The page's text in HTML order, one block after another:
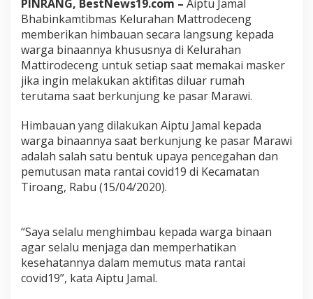
a
d
a
a
r
g
a
u
k
P
a
k
M
a
s
k
e
PINRANG, BestNews19.com – Aiptu Jamal
Bhabinkamtibmas Kelurahan Mattrodeceng
memberikan himbauan secara langsung kepada
warga binaannya khususnya di Kelurahan
Mattirodeceng untuk setiap saat memakai masker
jika ingin melakukan aktifitas diluar rumah
terutama saat berkunjung ke pasar Marawi.
Himbauan yang dilakukan Aiptu Jamal kepada
warga binaannya saat berkunjung ke pasar Marawi
adalah salah satu bentuk upaya pencegahan dan
pemutusan mata rantai covid19 di Kecamatan
Tiroang, Rabu (15/04/2020).
“Saya selalu menghimbau kepada warga binaan
agar selalu menjaga dan memperhatikan
kesehatannya dalam memutus mata rantai
covid19”, kata Aiptu Jamal.